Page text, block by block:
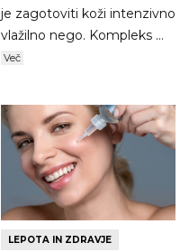
je zagotoviti koži intenzivno
vlažilno nego. Kompleks ...
Več
LEPOTA IN ZDRAVJE